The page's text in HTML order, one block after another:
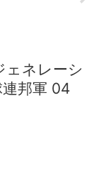
ェネレーシ
邦軍 04